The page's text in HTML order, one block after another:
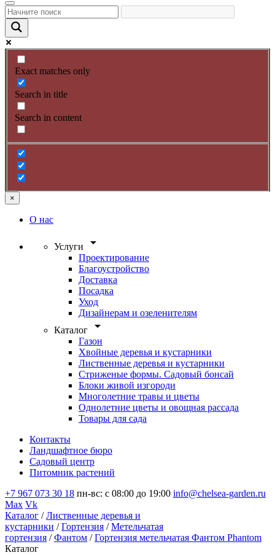
Exact matches only
Search in title
Search in content
×
О нас
Услуги arrow_drop_down
Проектирование
Благоустройство
Доставка
Посадка
Уход
Дизайнерам и озеленителям
Каталог
arrow_drop_down
Газон
Хвойные деревья и кустарники
Лиственные деревья и кустарники
Стриженые формы. Садовый бонсай
Блоки живой изгороди
Многолетние травы и цветы
Однолетние цветы и овощная рассада
Товары для сада
Контакты
Ландшафтное бюро
Садовый центр
Питомник растений
+7 967 073 30 18 пн-вс: с 08:00 до 19:00 info@chelsea-garden.ru
Max Vk
Каталог /Лиственные деревья и
кустарники /Гортензия /Метельчатая
гортензия /Фантом /Гортензия метельчатая Фантом Phantom
Каталог